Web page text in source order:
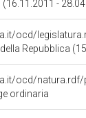
(16.11.2011 -
ocd/
della Repubblica
ocd/natura.rdf/
ordinaria